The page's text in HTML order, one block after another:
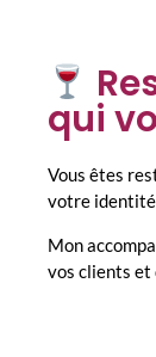
qui
Vous êtes
votre identité
Mon
vos clients et